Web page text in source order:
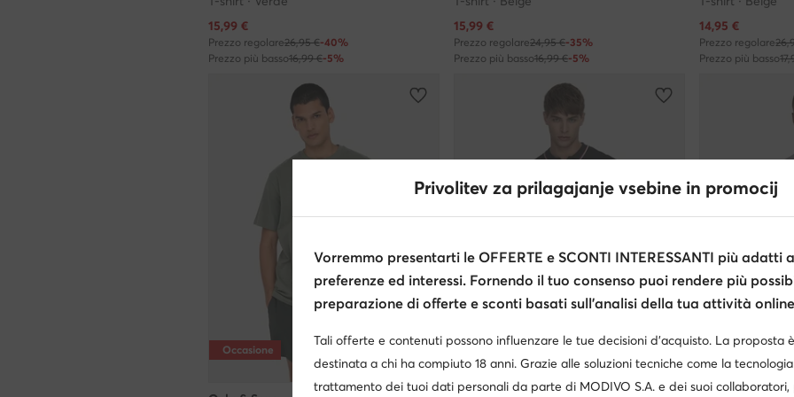
Prezzo attuale
15,99 €
Prezzo regolare26,95 €-40%
Prezzo più basso16,99 €-5%
Prezzo attuale
15,99 €
Prezzo regolare24,95 €-35%
Prezzo più basso16,99 €-5%
Prezzo attuale
14,95 €
Prezzo regolare
Prezzo più basso
Occasione Occasione Occasione
Privolitev za prilagajanje vsebine in promocij
Vorremmo presentarti le OFFERTE e SCONTI INTERESSANTI più adatti
preferenze ed interessi. Fornendo il tuo consenso puoi rendere più
preparazione di offerte e sconti basati sull’analisi della tua attività
Tali offerte e contenuti possono influenzare le tue decisioni d’acquisto. La proposta
destinata a chi ha compiuto 18 anni. Grazie alle soluzioni tecniche come la
trattamento dei tuoi dati personali da parte di MODIVO S.A. e dei suoi collaboratori,